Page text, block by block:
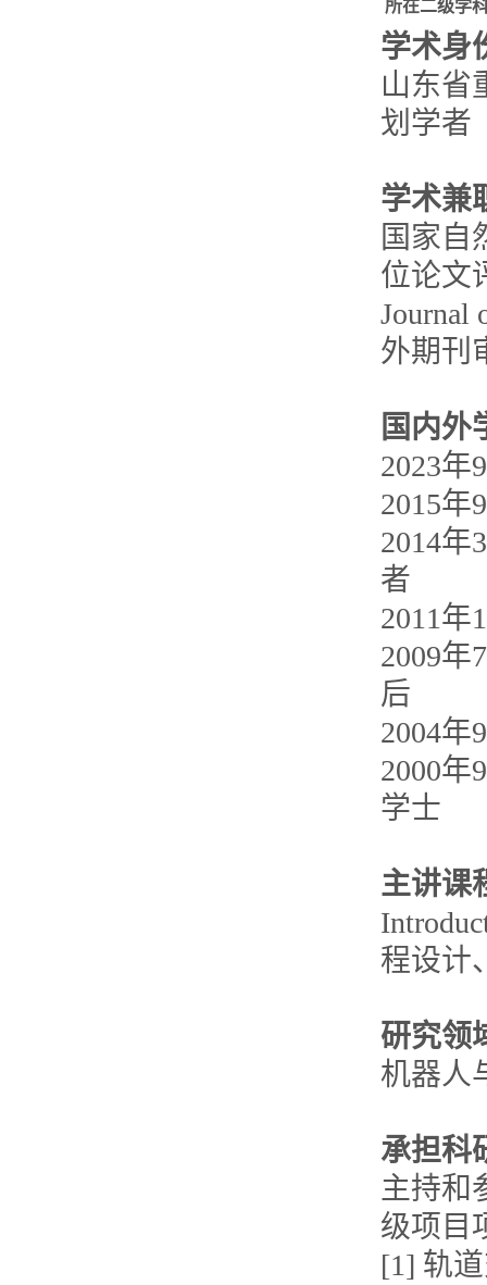
所在二级学
学术身
山东省
划学者
学术兼
国家自
位论文
Journal
外期刊
国内外
2023年
2015年
2014年
者
2011年
2009年
后
2004年
2000年
学士
主讲课
程设计
研究领
机器人
承担科
主持和
级项目
[1] 轨